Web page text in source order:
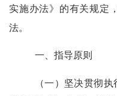
实施办法》的有关规定
法。
一、指导原则
（一） 坚决贯彻执